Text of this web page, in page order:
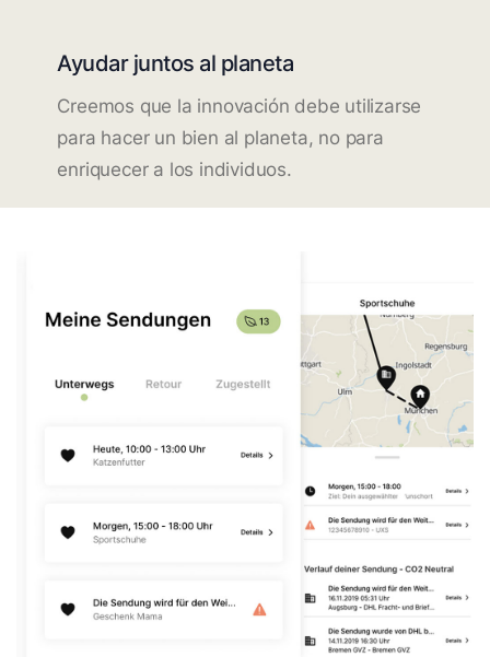
Ayudar juntos al planeta
Creemos que la innovación debe utilizarse
para hacer un bien al planeta, no para
enriquecer a los individuos.